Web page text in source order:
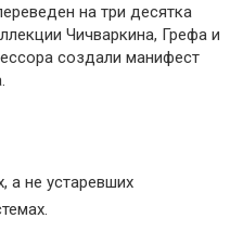
на три десятка
Чичваркина, Грефа и
создали манифест
а не устаревших